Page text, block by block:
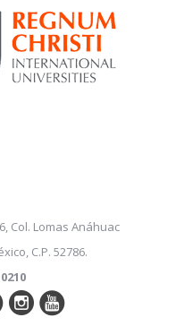
Col. Lomas Anáhuac
C.P. 52786.